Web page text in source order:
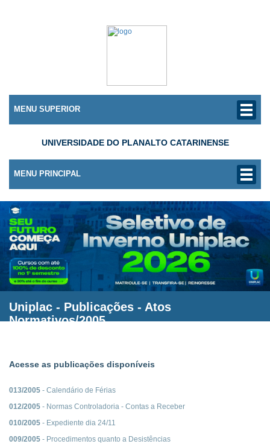
MENU SUPERIOR
UNIVERSIDADE DO PLANALTO CATARINENSE
MENU PRINCIPAL
Uniplac - Publicações - Atos
Normativos/2005
Acesse as publicações disponíveis
013/2005 - Calendário de Férias
012/2005 - Normas Controladoria - Contas a Receber
010/2005 - Expediente dia 24/11
009/2005 - Procedimentos quanto a Desistências